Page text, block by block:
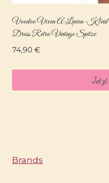
Voodoo Vixen A-Linien-
Dress Retro Vintage Spitze
74,90 €
Brands